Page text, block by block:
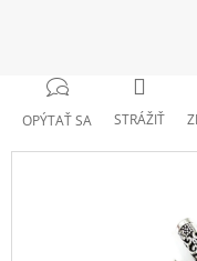
OPÝTAŤ SA STRÁŽIŤ